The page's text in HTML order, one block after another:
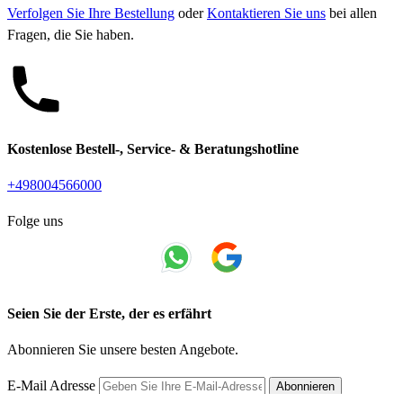
Verfolgen Sie Ihre Bestellung oderKontaktieren Sie uns bei allen
Fragen, die Sie haben.
Kostenlose Bestell-, Service- & Beratungshotline
+498004566000
Folge uns
Seien Sie der Erste, der es erfährt
Abonnieren Sie unsere besten Angebote.
E-Mail Adresse Abonnieren